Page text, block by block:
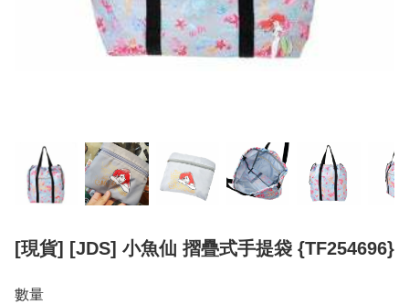
[現貨] [JDS] 小魚仙 摺疊式手提袋 {TF254696}
數量